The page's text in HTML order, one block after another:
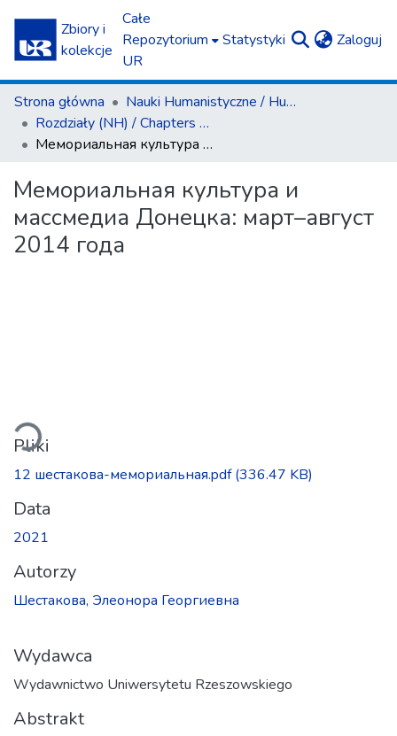
Zbiory i
kolekcje
Całe
Repozytorium
UR
Statystyki Zaloguj
Strona główna
Nauki Humanistyczne / Humanities
Rozdziały (NH) / Chapters (H)
Мемориальная культура и массмедиа Донецка: март–август 2014 года
Мемориальная культура и
массмедиа Донецка: март–август
2014 года
Ładowanie...
Pliki
12 шестакова-мемориальная.pdf(336.47 KB)
Data
2021
Autorzy
Шестакова, Элеонора Георгиевна
Wydawca
Wydawnictwo Uniwersytetu Rzeszowskiego
Abstrakt